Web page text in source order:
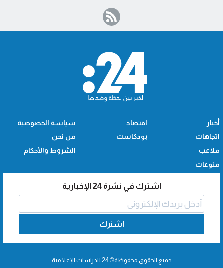
أخبار
اتجاهات
ملاعب
منوعات
اقتصاد
بودكاست
سياسة الخصوصية
من نحن
الشروط والأحكام
اشترك في نشرة 24 الإخبارية
اشترك
جميع الحقوق محفوظة© 24 للدراسات الإعلامية